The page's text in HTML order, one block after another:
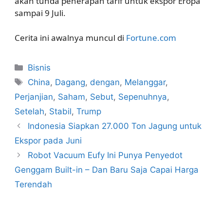
sampai 9 Juli.
Cerita ini awalnya muncul di Fortune.com
Kategori
Bisnis
Tag
China, Dagang, dengan, Melanggar,
Perjanjian, Saham, Sebut, Sepenuhnya,
Setelah, Stabil, Trump
Indonesia Siapkan 27.000 Ton Jagung untuk
Ekspor pada Juni
Robot Vacuum Eufy Ini Punya Penyedot
Genggam Built-in – Dan Baru Saja Capai Harga
Terendah